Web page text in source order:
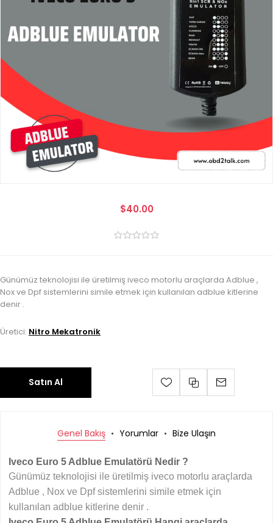
$40.00
Günümüz teknolojisi ile üretilmiş iveco motorlu araçlarda Adblue ,
Nox ve Dpf sistemlerini simile etmek için kullanılan adblue kitlerine
denir .
Üretici: Nitro Mekatronik
Satın Al
Genel Bakış Yorumlar Bize Ulaşın
Iveco Euro 5 Adblue Emulatörü Nedir ?
Günümüz teknolojisi ile üretilmiş iveco motorlu araçlarda
Adblue , Nox ve Dpf sistemlerini simile etmek için
kullanılan adblue kitlerine denir .